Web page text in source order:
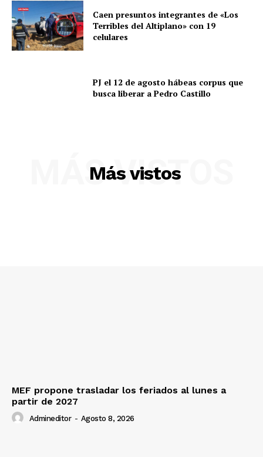
Nosotros
Contacto
Prensa
Caen presuntos integrantes de «Los
Terribles del Altiplano» con 19
celulares
PJ el 12 de agosto hábeas corpus que
busca liberar a Pedro Castillo
Más vistos
MÁS VISTOS
MEF propone trasladar los feriados al lunes a
partir de 2027
Admineditor - Agosto 8, 2026